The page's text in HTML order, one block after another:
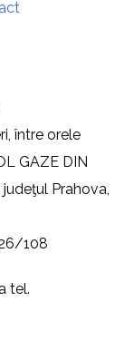
între orele
GAZE DIN
Prahova,
108
tel.